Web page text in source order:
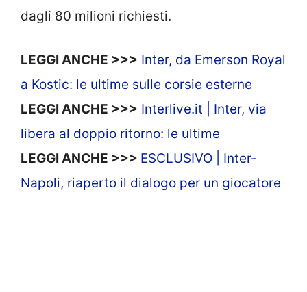
dagli 80 milioni richiesti.
LEGGI ANCHE >>> Inter, da Emerson Royal
a Kostic: le ultime sulle corsie esterne
LEGGI ANCHE >>> Interlive.it | Inter, via
libera al doppio ritorno: le ultime
LEGGI ANCHE >>> ESCLUSIVO | Inter-
Napoli, riaperto il dialogo per un giocatore